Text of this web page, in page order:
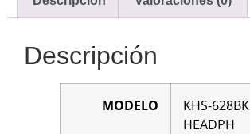
Descripción
MODELO
KHS-628BK
HEADPH